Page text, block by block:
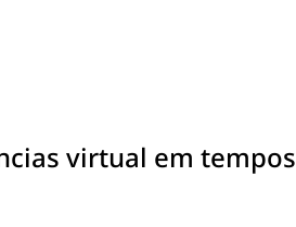
virtual em tempos